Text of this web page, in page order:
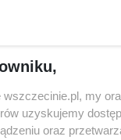
20.
wszczecinie.pl, my
uzyskujemy
oraz